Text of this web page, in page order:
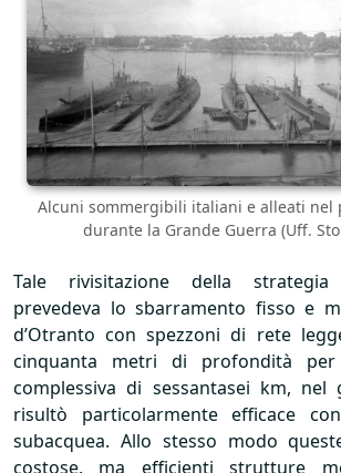
Alcuni sommergibili italiani e alleati nel
durante la Grande Guerra (Uff.
Tale rivisitazione della
prevedeva lo sbarramento fisso e
d’Otranto con spezzoni di rete
cinquanta metri di profondità per
complessiva di sessantasei km,
risultò particolarmente efficace
subacquea. Allo stesso modo
costose, ma efficienti strutture